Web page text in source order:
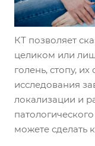
КТ позволяет
целиком или
голень, стопу,
исследования
локализации и
можете сделать